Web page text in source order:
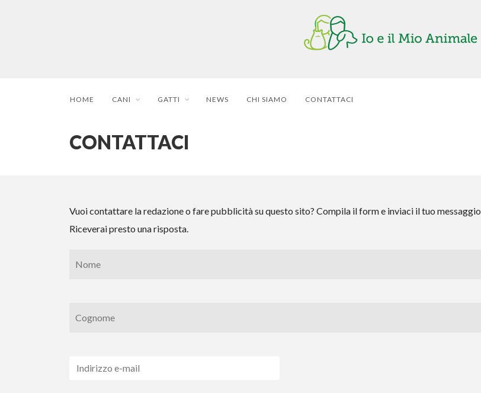
HOME CANI GATTI NEWS CHI SIAMO CONTATTACI
CONTATTACI
Vuoi contattare la redazione o fare pubblicità su questo sito? Compila il form e inviaci il tuo messaggio.
Riceverai presto una risposta.